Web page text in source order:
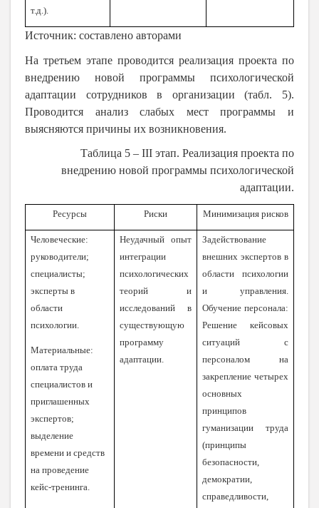
т.д.).
Источник: составлено авторами
На третьем этапе проводится реализация проекта по
внедрению новой программы психологической
адаптации сотрудников в организации (табл. 5).
Проводится анализ слабых мест программы и
выясняются причины их возникновения.
Таблица 5 – III этап. Реализация проекта по
внедрению новой программы психологической
адаптации.
Ресурсы Риски Минимизация рисков
Человеческие:
руководители;
специалисты;
эксперты в
области
психологии.
Материальные:
оплата труда
специалистов и
приглашенных
экспертов;
выделение
времени и средств
на проведение
кейс-тренинга.
Неудачный опыт
интеграции
психологических
теорий и
исследований в
существующую
программу
адаптации.
Задействование
внешних экспертов в
области психологии
и управления.
Обучение персонала:
Решение кейсовых
ситуаций с
персоналом на
закрепление четырех
основных
принципов
гуманизации труда
(принципы
безопасности,
демократии,
справедливости,